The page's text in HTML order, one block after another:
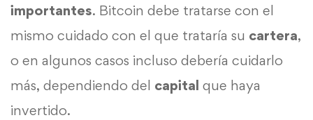
importantes. Bitcoin debe tratarse con el
mismo cuidado con el que trataría su cartera,
o en algunos casos incluso debería cuidarlo
más, dependiendo del capital que haya
invertido.